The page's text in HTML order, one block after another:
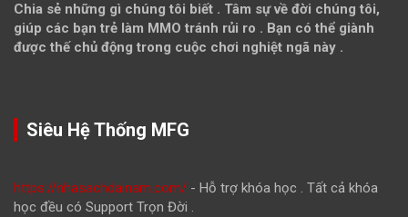
Chia sẻ những gì chúng tôi biết . Tâm sự về đời chúng tôi,
giúp các bạn trẻ làm MMO tránh rủi ro . Bạn có thể giành
được thế chủ động trong cuộc chơi nghiệt ngã này .
Siêu Hệ Thống MFG
https://nhasachdainam.com/ - Hỗ trợ khóa học . Tất cả khóa
học đều có Support Trọn Đời .